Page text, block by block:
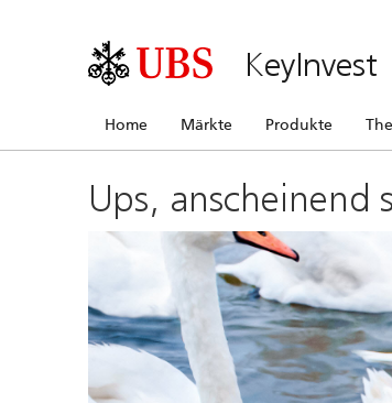
KeyInvest
Home Märkte Produkte
Ups, anscheinend